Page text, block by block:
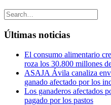
Últimas noticias
El consumo alimentario
roza los 30.800 millones
ASAJA Ávila canaliza
ganado afectado por los
Los ganaderos afectados
pagado por los pastos